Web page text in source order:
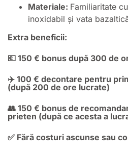
Materiale: Familiaritate
inoxidabil și vata
Extra beneficii:
💶 150 € bonus după 300 de
✈️ 100 € decontare pentru
(după 200 de ore lucrate)
👥 150 € bonus de
prieten (după ce acesta a
✅ Fără costuri ascunse sau